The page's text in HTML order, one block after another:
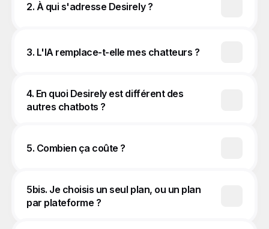
2. À qui s'adresse Desirely ?
3. L'IA remplace-t-elle mes chatteurs ?
4. En quoi Desirely est différent des
autres chatbots ?
5. Combien ça coûte ?
5bis. Je choisis un seul plan, ou un plan
par plateforme ?